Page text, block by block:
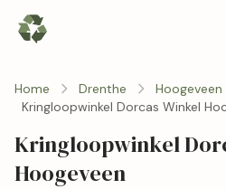
Home Drenthe
Hoogeveen
Kringloopwinkel Dorcas Winkel
Kringloopwinkel
Hoogeveen